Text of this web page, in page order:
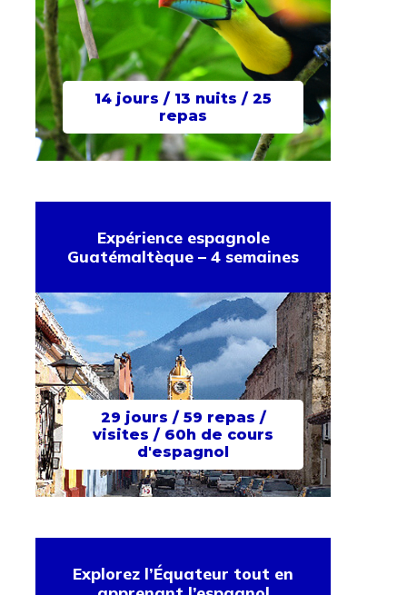
14 jours / 13 nuits / 25
repas
Expérience espagnole
Guatémaltèque – 4 semaines
29 jours / 59 repas /
visites / 60h de cours
d'espagnol
Explorez l’Équateur tout en